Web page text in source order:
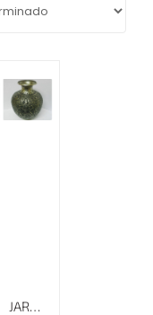
JARRÓN CINCELADO QALAMZANI, ALTURA DE 26 CM